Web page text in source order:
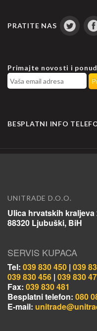
PRATITE NAS
Primajte novosti i
BESPLATNI INFO
UNITRADE D.O.O.
Ulica hrvatskih kraljeva
88320 Ljubuški, BiH
SERVIS KUPACA
Tel: 039 830 450 | 039
039 830 456 | 039 830
Fax: 039 830 481
Besplatni telefon: 080
E-mail: